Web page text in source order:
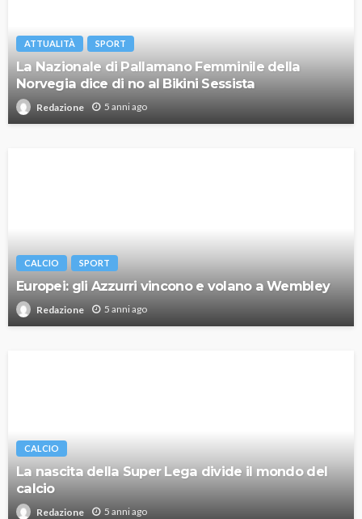
ATTUALITÀ SPORT
La Nazionale di Pallamano Femminile della
Norvegia dice di no al Bikini Sessista
Redazione 5 anni ago
CALCIO SPORT
Europei: gli Azzurri vincono e volano a Wembley
Redazione 5 anni ago
CALCIO
La nascita della Super Lega divide il mondo del
calcio
Redazione 5 anni ago